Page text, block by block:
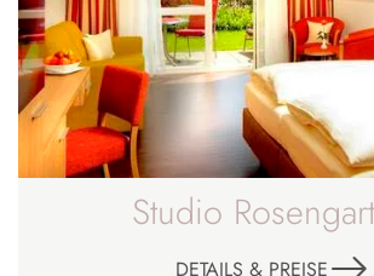
Studio
DETAILS & PREISE